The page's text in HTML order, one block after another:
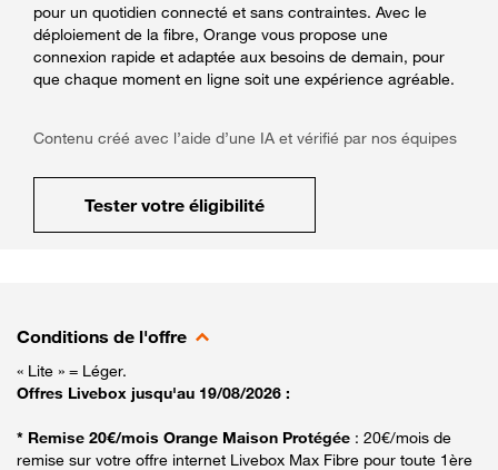
pour un quotidien connecté et sans contraintes. Avec le
déploiement de la fibre, Orange vous propose une
connexion rapide et adaptée aux besoins de demain, pour
que chaque moment en ligne soit une expérience agréable.
Contenu créé avec l’aide d’une IA et vérifié par nos équipes
Tester votre éligibilité
Conditions de l'offre
« Lite » = Léger.
Offres Livebox jusqu'au 19/08/2026 :
* Remise 20€/mois Orange Maison Protégée : 20€/mois de
remise sur votre offre internet Livebox Max Fibre pour toute 1ère